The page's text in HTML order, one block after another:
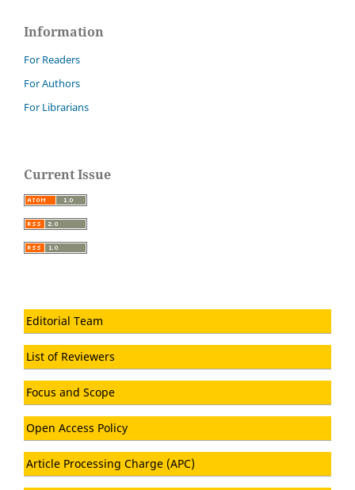
Information
For Readers
For Authors
For Librarians
Current Issue
Editorial Team
List of Reviewers
Focus and Scope
Open Access Policy
Article Processing Charge (APC)